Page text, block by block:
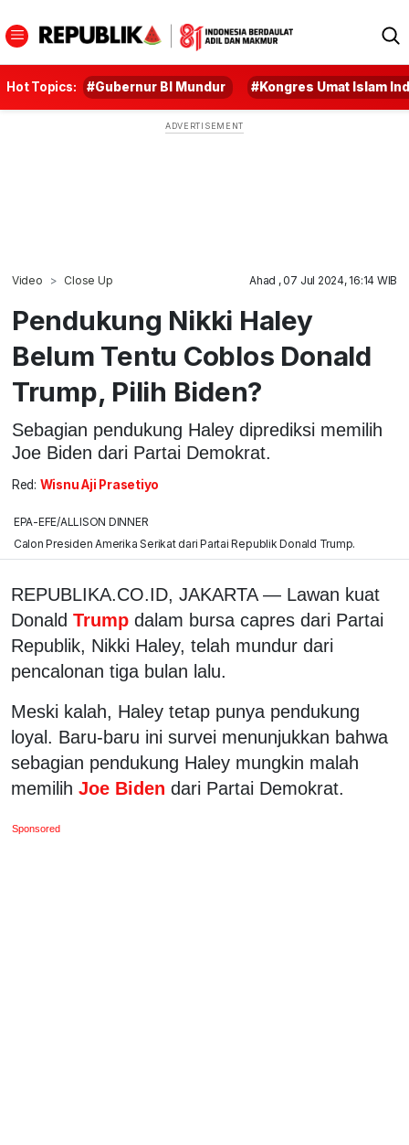
Hot Topics: #Gubernur BI Mundur #Kongres Umat Islam
Video Close Up Ahad , 07 Jul 2024, 16:14 WIB
Pendukung Nikki Haley
Belum Tentu Coblos Donald
Trump, Pilih Biden?
Sebagian pendukung Haley diprediksi memilih
Joe Biden dari Partai Demokrat.
Red: Wisnu Aji Prasetiyo
EPA-EFE/ALLISON DINNER
Calon Presiden Amerika Serikat dari Partai Republik Donald Trump.
REPUBLIKA.CO.ID, JAKARTA — Lawan kuat
Donald Trump dalam bursa capres dari Partai
Republik, Nikki Haley, telah mundur dari
pencalonan tiga bulan lalu.
Meski kalah, Haley tetap punya pendukung
loyal. Baru-baru ini survei menunjukkan bahwa
sebagian pendukung Haley mungkin malah
memilih Joe Biden dari Partai Demokrat.
Sponsored